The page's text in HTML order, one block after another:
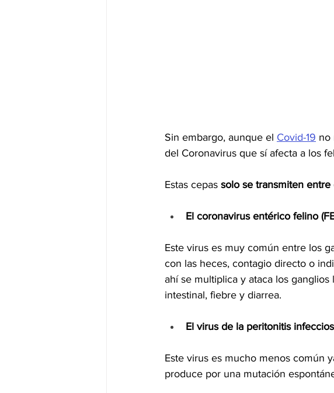
Sin embargo, aunque el Covid-19 no
del Coronavirus que sí afecta a los
Estas cepas solo se transmiten entre
El coronavirus entérico felino
Este virus es muy común entre los
con las heces, contagio directo o
ahí se multiplica y ataca los
intestinal, fiebre y diarrea.
El virus de la peritonitis
Este virus es mucho menos común
produce por una mutación